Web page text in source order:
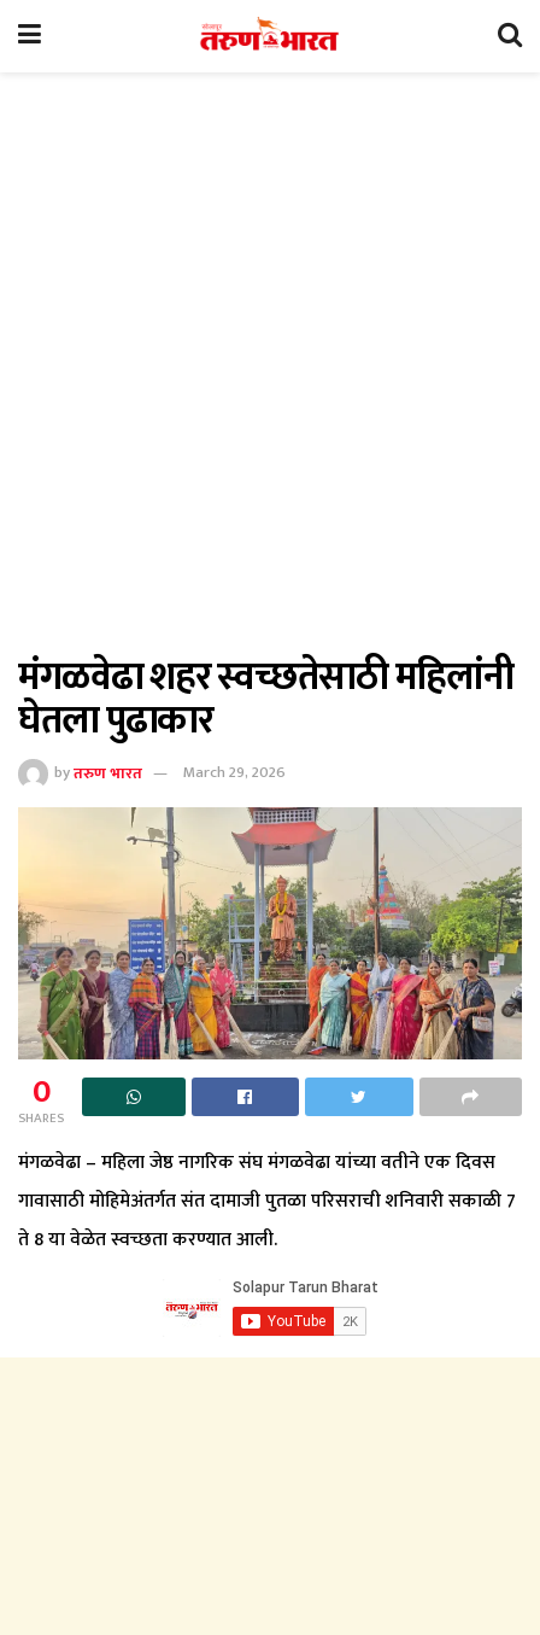
मंगळवेढा शहर स्वच्छतेसाठी महिलांनी
घेतला पुढाकार
byतरुण भारत March 29, 2026
0
SHARES
मंगळवेढा – महिला जेष्ठ नागरिक संघ मंगळवेढा यांच्या वतीने एक दिवस
गावासाठी मोहिमेअंतर्गत संत दामाजी पुतळा परिसराची शनिवारी सकाळी 7
ते 8 या वेळेत स्वच्छता करण्यात आली.